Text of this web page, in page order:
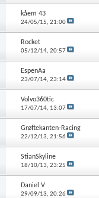
kåem 43
24/05/15, 21:00
Rocket
05/12/14, 20:57
EspenAa
23/07/14, 23:14
Volvo360tic
17/07/14, 13:07
Grøftekanten-Racing
22/12/13, 21:56
StianSkyline
18/10/13, 23:25
Daniel V
29/09/13, 20:26